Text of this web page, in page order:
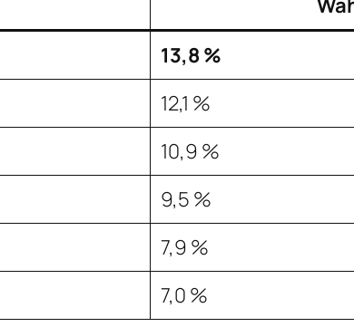
13,8 %
12,1 %
10,9 %
9,5 %
7,9 %
7,0 %